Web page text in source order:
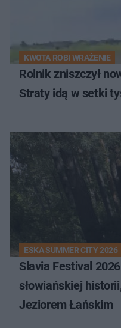
KWOTA ROBI WRAŻENIE
Rolnik zniszczył
Straty idą w setki
ESKA SUMMER CITY 2026
Slavia Festival
słowiańskiej
Jeziorem Łańskim